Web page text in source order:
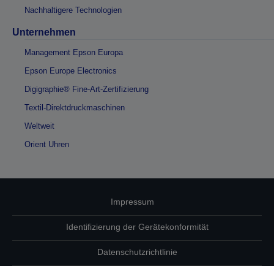
Nachhaltigere Technologien
Unternehmen
Management Epson Europa
Epson Europe Electronics
Digigraphie® Fine-Art-Zertifizierung
Textil-Direktdruckmaschinen
Weltweit
Orient Uhren
Impressum
Identifizierung der Gerätekonformität
Datenschutzrichtlinie